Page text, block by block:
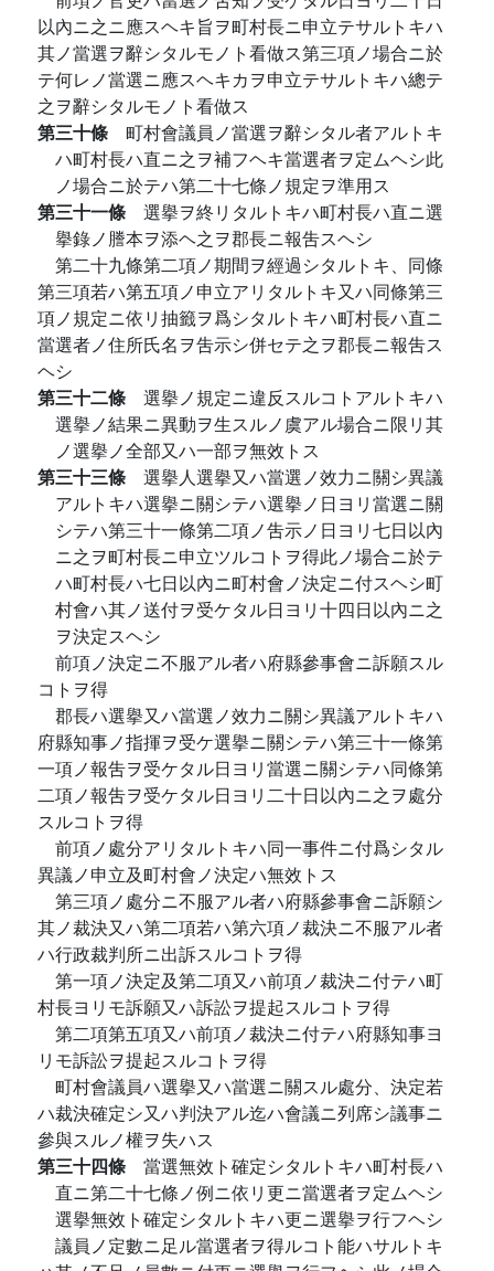
以內ニ之ニ應スヘキ旨ヲ町村長ニ申立テサルトキハ
其ノ當選ヲ辭シタルモノト看做ス第三項ノ場合ニ於
テ何レノ當選ニ應スヘキカヲ申立テサルトキハ總テ
之ヲ辭シタルモノト看做ス
第三十條 町村會議員ノ當選ヲ辭シタル者アルトキ
ハ町村長ハ直ニ之ヲ補フヘキ當選者ヲ定ムヘシ此
ノ場合ニ於テハ第二十七條ノ規定ヲ準用ス
第三十一條 選擧ヲ終リタルトキハ町村長ハ直ニ選
擧錄ノ謄本ヲ添ヘ之ヲ郡長ニ報吿スヘシ
第二十九條第二項ノ期間ヲ經過シタルトキ、同條
第三項若ハ第五項ノ申立アリタルトキ又ハ同條第三
項ノ規定ニ依リ抽籤ヲ爲シタルトキハ町村長ハ直ニ
當選者ノ住所氏名ヲ吿示シ併セテ之ヲ郡長ニ報吿ス
ヘシ
第三十二條 選擧ノ規定ニ違反スルコトアルトキハ
選擧ノ結果ニ異動ヲ生スルノ虞アル場合ニ限リ其
ノ選擧ノ全部又ハ一部ヲ無效トス
第三十三條 選擧人選擧又ハ當選ノ效力ニ關シ異議
アルトキハ選擧ニ關シテハ選擧ノ日ヨリ當選ニ關
シテハ第三十一條第二項ノ吿示ノ日ヨリ七日以內
ニ之ヲ町村長ニ申立ツルコトヲ得此ノ場合ニ於テ
ハ町村長ハ七日以內ニ町村會ノ決定ニ付スヘシ町
村會ハ其ノ送付ヲ受ケタル日ヨリ十四日以內ニ之
ヲ決定スヘシ
前項ノ決定ニ不服アル者ハ府縣參事會ニ訴願スル
コトヲ得
郡長ハ選擧又ハ當選ノ效力ニ關シ異議アルトキハ
府縣知事ノ指揮ヲ受ケ選擧ニ關シテハ第三十一條第
一項ノ報吿ヲ受ケタル日ヨリ當選ニ關シテハ同條第
二項ノ報吿ヲ受ケタル日ヨリ二十日以內ニ之ヲ處分
スルコトヲ得
前項ノ處分アリタルトキハ同一事件ニ付爲シタル
異議ノ申立及町村會ノ決定ハ無效トス
第三項ノ處分ニ不服アル者ハ府縣參事會ニ訴願シ
其ノ裁決又ハ第二項若ハ第六項ノ裁決ニ不服アル者
ハ行政裁判所ニ出訴スルコトヲ得
第一項ノ決定及第二項又ハ前項ノ裁決ニ付テハ町
村長ヨリモ訴願又ハ訴訟ヲ提起スルコトヲ得
第二項第五項又ハ前項ノ裁決ニ付テハ府縣知事ヨ
リモ訴訟ヲ提起スルコトヲ得
町村會議員ハ選擧又ハ當選ニ關スル處分、決定若
ハ裁決確定シ又ハ判決アル迄ハ會議ニ列席シ議事ニ
參與スルノ權ヲ失ハス
第三十四條 當選無效ト確定シタルトキハ町村長ハ
直ニ第二十七條ノ例ニ依リ更ニ當選者ヲ定ムヘシ
選擧無效ト確定シタルトキハ更ニ選擧ヲ行フヘシ
議員ノ定數ニ足ル當選者ヲ得ルコト能ハサルトキ